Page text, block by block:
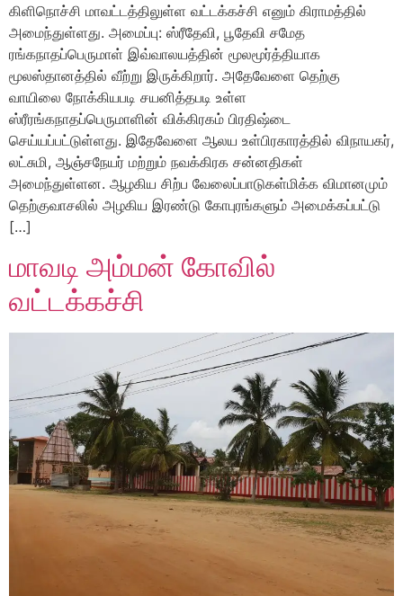
கிளிநொச்சி மாவட்டத்திலுள்ள வட்டக்கச்சி எனும் கிராமத்தில்
அமைந்துள்ளது. அமைப்பு: ஸ்ரீதேவி, பூதேவி சமேத
ரங்கநாதப்பெருமாள் இவ்வாலயத்தின் மூலமூர்த்தியாக
மூலஸ்தானத்தில் வீற்று இருக்கிறார். அதேவேளை தெற்கு
வாயிலை நோக்கியபடி சயனித்தபடி உள்ள
ஸ்ரீரங்கநாதப்பெருமாளின் விக்கிரகம் பிரதிஷ்டை
செய்யப்பட்டுள்ளது. இதேவேளை ஆலய உள்பிரகாரத்தில் விநாயகர்,
லட்சுமி, ஆஞ்சநேயர் மற்றும் நவக்கிரக சன்னதிகள்
அமைந்துள்ளன. ஆழகிய சிற்ப வேலைப்பாடுகள்மிக்க விமானமும்
தெற்குவாசலில் அழகிய இரண்டு கோபுரங்களும் அமைக்கப்பட்டு
[…]
மாவடி அம்மன் கோவில்
வட்டக்கச்சி